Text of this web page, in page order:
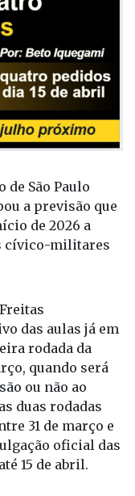
de São Paulo
a previsão que
de 2026 a
cívico-militares
das aulas já em
rodada da
quando será
ou não ao
duas rodadas
31 de março e
oficial das
15 de abril.